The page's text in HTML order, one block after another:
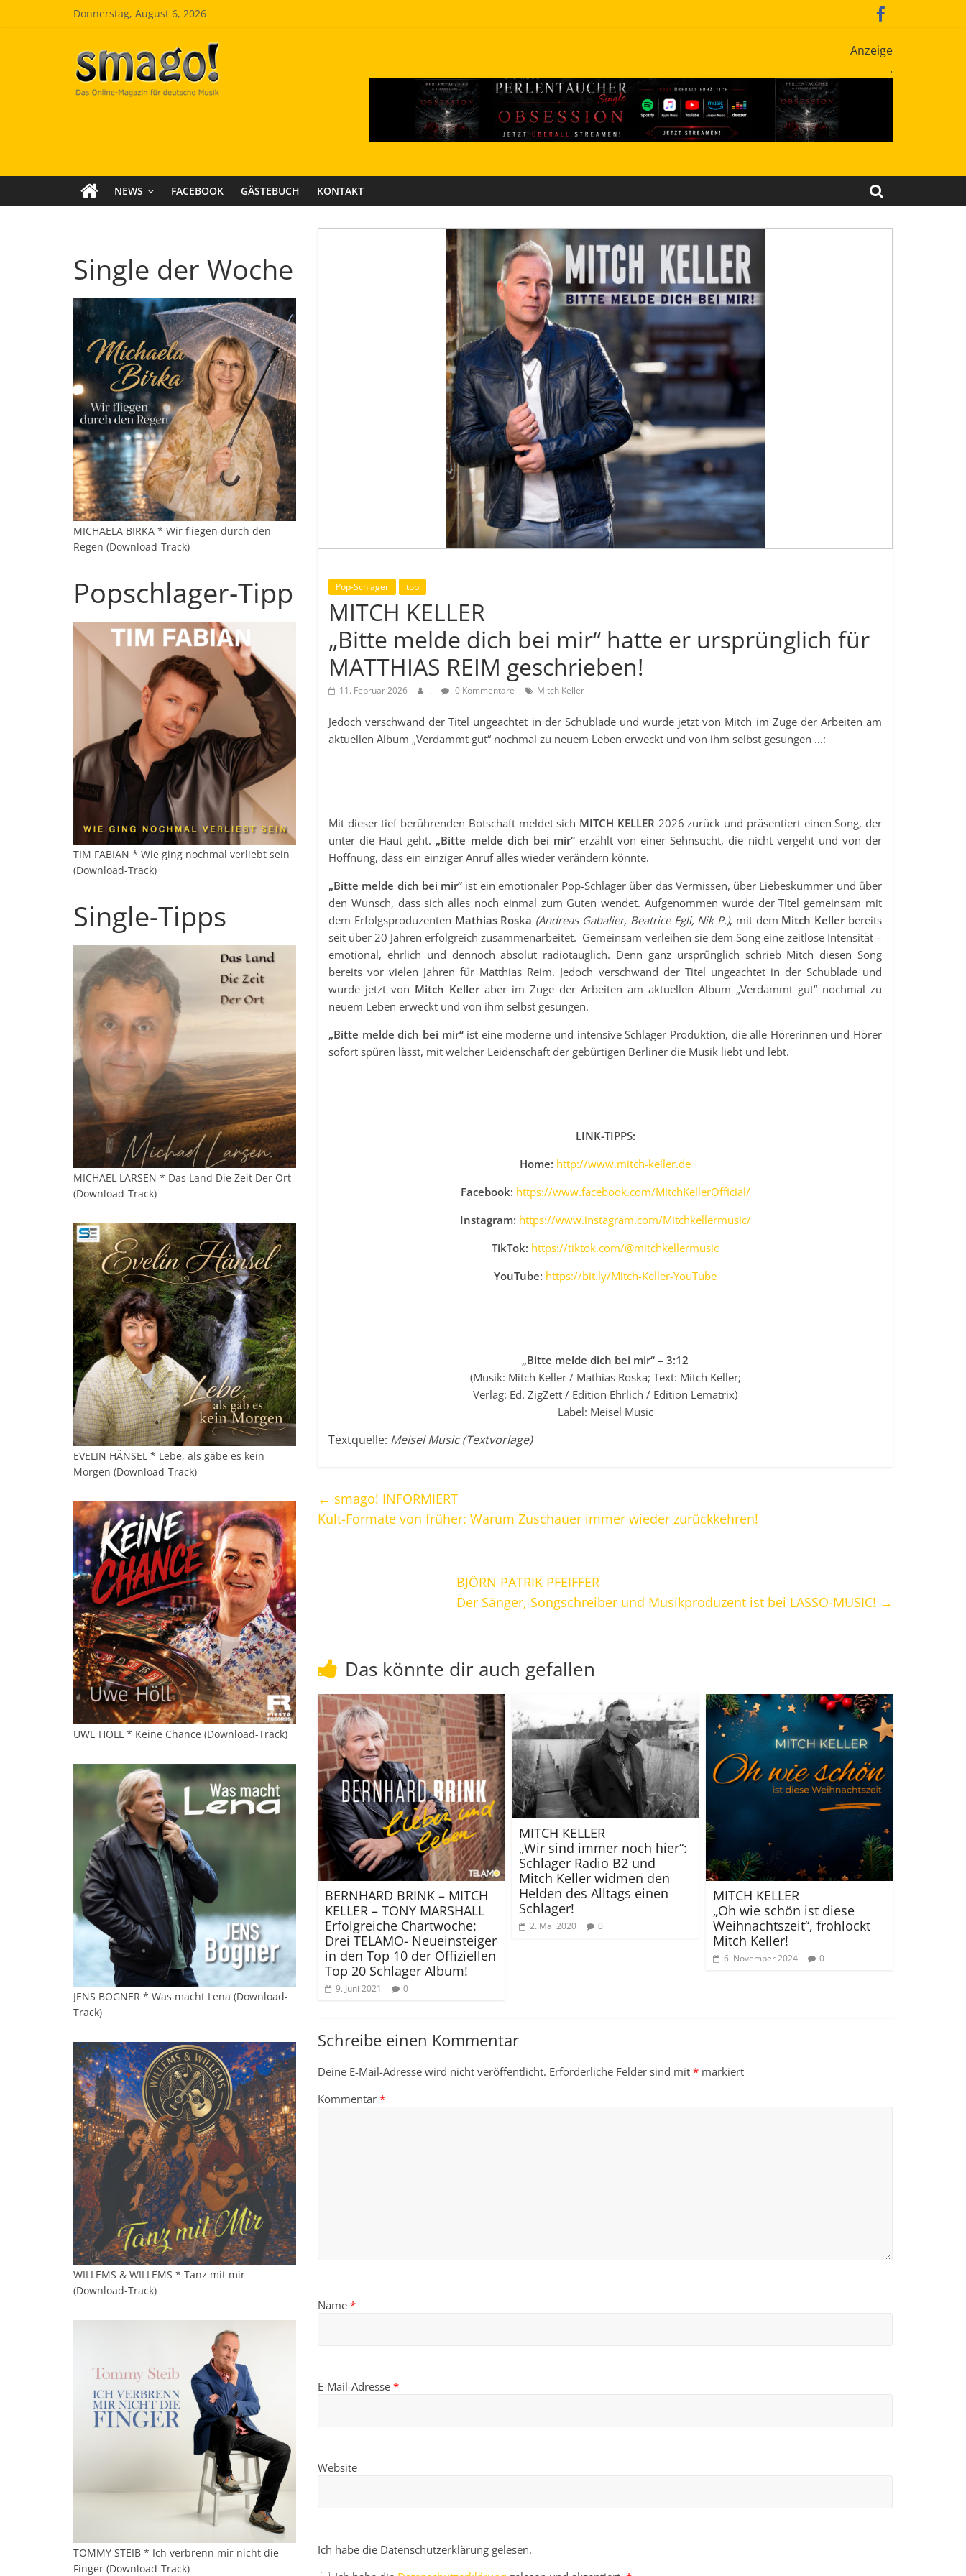
Donnerstag, August 6, 2026
Smago
SchlagerMAGazinOnline
Anzeige
.
NEWS FACEBOOK GÄSTEBUCH KONTAKT
Pop-Schlager top
MITCH KELLER
„Bitte melde dich bei mir“ hatte er ursprünglich für
MATTHIAS REIM geschrieben!
11. Februar 2026 . 0 Kommentare Mitch Keller
Jedoch verschwand der Titel ungeachtet in der Schublade und wurde jetzt von Mitch im Zuge der Arbeiten am
aktuellen Album „Verdammt gut“ nochmal zu neuem Leben erweckt und von ihm selbst gesungen …:
Mit dieser tief berührenden Botschaft meldet sich MITCH KELLER 2026 zurück und präsentiert einen Song, der
unter die Haut geht. „Bitte melde dich bei mir“erzählt von einer Sehnsucht, die nicht vergeht und von der
Hoffnung, dass ein einziger Anruf alles wieder verändern könnte.
„Bitte melde dich bei mir“ ist ein emotionaler Pop-Schlager über das Vermissen, über Liebeskummer und über
den Wunsch, dass sich alles noch einmal zum Guten wendet. Aufgenommen wurde der Titel gemeinsam mit
dem Erfolgsproduzenten Mathias Roska (Andreas Gabalier, Beatrice Egli, Nik P.), mit dem Mitch Keller bereits
seit über 20 Jahren erfolgreich zusammenarbeitet. Gemeinsam verleihen sie dem Song eine zeitlose Intensität –
emotional, ehrlich und dennoch absolut radiotauglich. Denn ganz ursprünglich schrieb Mitch diesen Song
bereits vor vielen Jahren für Matthias Reim. Jedoch verschwand der Titel ungeachtet in der Schublade und
wurde jetzt von Mitch Keller aber im Zuge der Arbeiten am aktuellen Album „Verdammt gut“ nochmal zu
neuem Leben erweckt und von ihm selbst gesungen.
„Bitte melde dich bei mir“ist eine moderne und intensive Schlager Produktion, die alle Hörerinnen und Hörer
sofort spüren lässt, mit welcher Leidenschaft der gebürtigen Berliner die Musik liebt und lebt.
LINK-TIPPS:
Home: http://www.mitch-keller.de
Facebook: https://www.facebook.com/MitchKellerOfficial/
Instagram: https://www.instagram.com/Mitchkellermusic/
TikTok: https://tiktok.com/@mitchkellermusic
YouTube: https://bit.ly/Mitch-Keller-YouTube
„Bitte melde dich bei mir“ – 3:12
(Musik: Mitch Keller / Mathias Roska; Text: Mitch Keller;
Verlag: Ed. ZigZett / Edition Ehrlich / Edition Lematrix)
Label: Meisel Music
Textquelle: Meisel Music (Textvorlage)
← smago! INFORMIERT
Kult-Formate von früher: Warum Zuschauer immer wieder zurückkehren!
BJÖRN PATRIK PFEIFFER
Der Sänger, Songschreiber und Musikproduzent ist bei LASSO-MUSIC! →
Das könnte dir auch gefallen
BERNHARD BRINK – MITCH
KELLER – TONY MARSHALL
Erfolgreiche Chartwoche:
Drei TELAMO- Neueinsteiger
in den Top 10 der Offiziellen
Top 20 Schlager Album!
9. Juni 2021 0
MITCH KELLER
„Wir sind immer noch hier“:
Schlager Radio B2 und
Mitch Keller widmen den
Helden des Alltags einen
Schlager!
2. Mai 2020 0
MITCH KELLER
„Oh wie schön ist diese
Weihnachtszeit“, frohlockt
Mitch Keller!
6. November 2024 0
Schreibe einen Kommentar
Deine E-Mail-Adresse wird nicht veröffentlicht. Erforderliche Felder sind mit * markiert
Kommentar *
Name *
E-Mail-Adresse *
Website
Ich habe die Datenschutzerklärung gelesen.
Single der Woche
MICHAELA BIRKA * Wir fliegen durch den
Regen (Download-Track)
Popschlager-Tipp
TIM FABIAN * Wie ging nochmal verliebt sein
(Download-Track)
Single-Tipps
MICHAEL LARSEN * Das Land Die Zeit Der Ort
(Download-Track)
EVELIN HÄNSEL * Lebe, als gäbe es kein
Morgen (Download-Track)
UWE HÖLL * Keine Chance (Download-Track)
JENS BOGNER * Was macht Lena (Download-
Track)
WILLEMS & WILLEMS * Tanz mit mir
(Download-Track)
TOMMY STEIB * Ich verbrenn mir nicht die
Finger (Download-Track)